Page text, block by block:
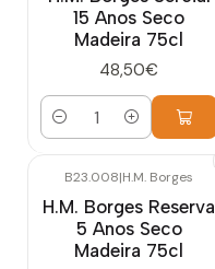
15 Anos Seco
Madeira 75cl
48,50€
Quantidade
B23.008|H.M. Borges
H.M. Borges Reserva
5 Anos Seco
Madeira 75cl